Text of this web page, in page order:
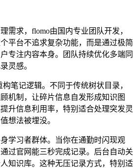
需求，flomo由国内专业团队开发，
平台不追求复杂功能，而是通过极简
专注内容本身。团队持续优化多端同
灵感。
笔记逻辑。不同于传统树状目录，
机制，让碎片信息自发形成知识图
升信息利用率，特别适合处理突发灵
想法被埋没。
学习者群体。当你在通勤时闪现观
过官网能三秒完成记录。后台自动关
知识库。这种无压记录方式，特别适